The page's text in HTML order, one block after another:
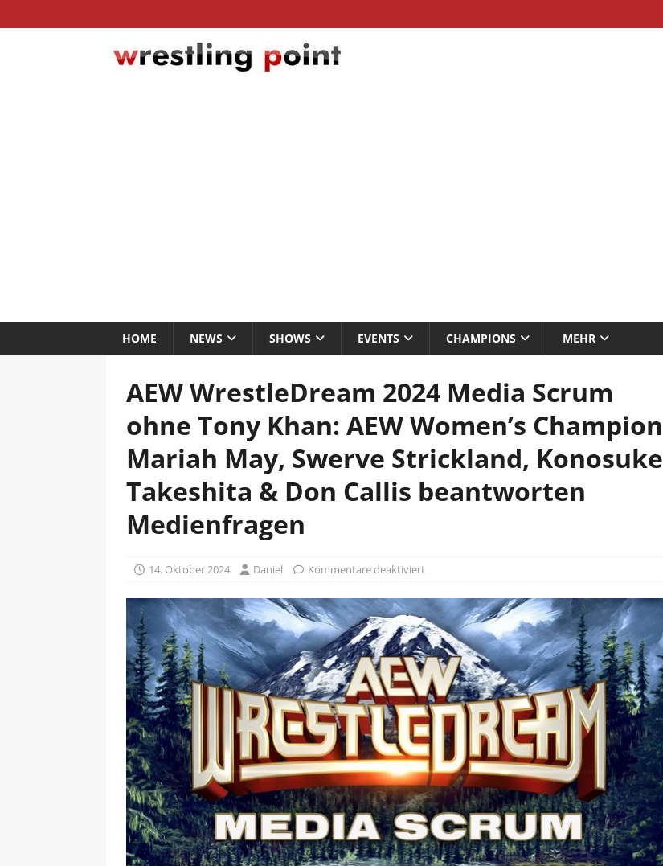
HOME NEWS SHOWS EVENTS CHAMPIONS MEHR
AEW WrestleDream 2024 Media Scrum
ohne Tony Khan: AEW Women’s Champion
Mariah May, Swerve Strickland, Konosuke
Takeshita & Don Callis beantworten
Medienfragen
14. Oktober 2024 Daniel Kommentare deaktiviert